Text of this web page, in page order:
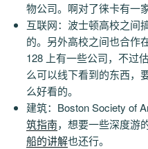
物公司。啊对了徕卡有一
互联网：波士顿高校之间
的。另外高校之间也合作
128 上有一些公司，不过
么可以线下看到的东西，
么好看的。
建筑：Boston Society of
筑指南，想要一些深度游
船的讲解也还行。